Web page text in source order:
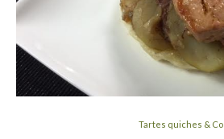
Tartes quiches & Co